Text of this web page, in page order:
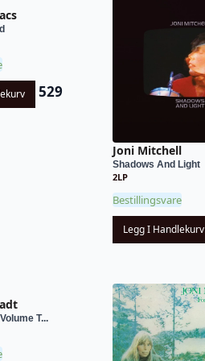
529
Joni Mitchell
Shadows And Light
2LP
Bestillingsvare
Legg I Handlekurv
T...